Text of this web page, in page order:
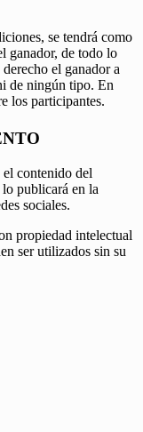
se tendrá como
ganador, de todo lo
el ganador a
de ningún tipo. En
los participantes.
contenido del
lo publicará en la
sociales.
propiedad intelectual
ser utilizados sin su